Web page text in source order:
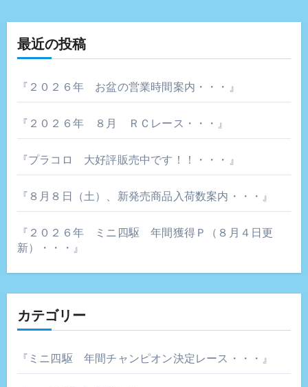
シ
ョ
ン
最近の投稿
『２０２６年 お盆の営業時間案内・・・』
『２０２６年 ８月 ＲＣレース・・・』
『プラコロ 大好評販売中です！！・・・』
『８月８日（土）、新発売商品入荷数案内・・・』
『２０２６年 ミニ四駆 年間獲得Ｐ（８月４日更
新）・・・』
カテゴリー
『ミニ四駆 年間チャンピオン決定レース・・・』